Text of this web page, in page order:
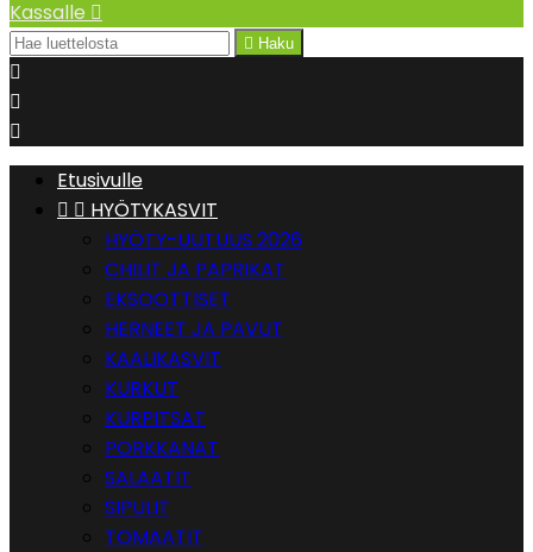
Kassalle 
 Haku



Etusivulle
  HYÖTYKASVIT
HYÖTY-UUTUUS 2026
CHILIT JA PAPRIKAT
EKSOOTTISET
HERNEET JA PAVUT
KAALIKASVIT
KURKUT
KURPITSAT
PORKKANAT
SALAATIT
SIPULIT
TOMAATIT